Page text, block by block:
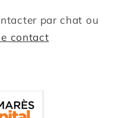
par chat ou
contact